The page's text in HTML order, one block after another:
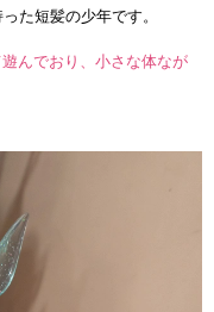
た短髪の少年です。
んでおり、小さな体なが